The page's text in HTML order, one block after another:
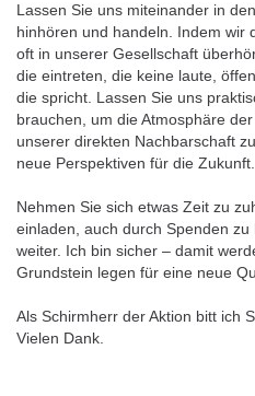
Lassen Sie uns miteinander in
hinhören und handeln. Indem wir
oft in unserer Gesellschaft
die eintreten, die keine laute,
die spricht. Lassen Sie uns
brauchen, um die Atmosphäre
unserer direkten Nachbarschaft
neue Perspektiven für die Zukunft.
Nehmen Sie sich etwas Zeit zu
einladen, auch durch Spenden
weiter. Ich bin sicher – damit
Grundstein legen für eine neue
Als Schirmherr der Aktion bitt ich
Vielen Dank.